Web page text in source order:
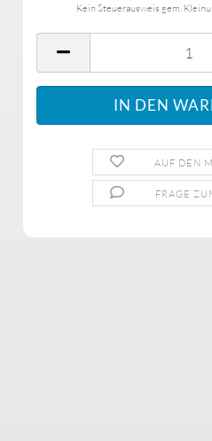
Kein Steuerausweis gem.
AUF DEN
FRAGE